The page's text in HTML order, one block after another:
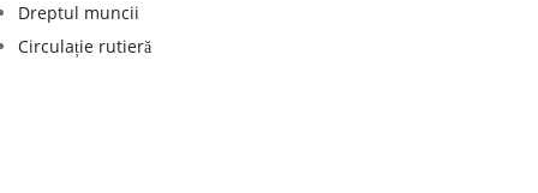
Dreptul muncii
Circulație rutieră